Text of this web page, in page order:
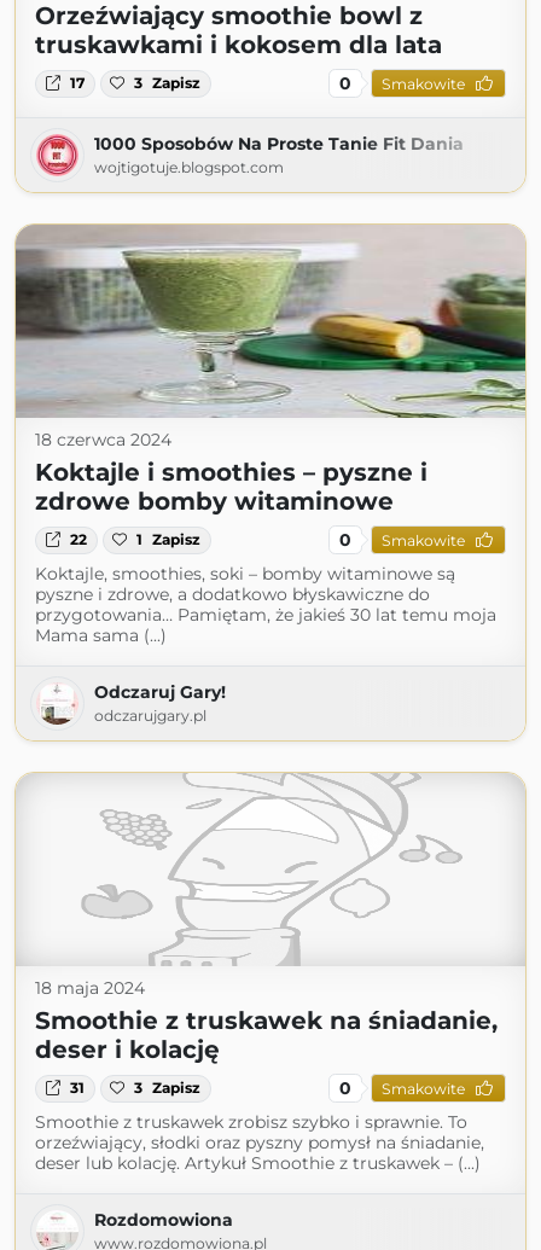
Orzeźwiający smoothie bowl z
truskawkami i kokosem dla lata
17 3 Zapisz 0 Smakowite
1000 Sposobów Na Proste Tanie Fit Dania
wojtigotuje.blogspot.com
18 czerwca 2024
Koktajle i smoothies – pyszne i
zdrowe bomby witaminowe
22 1 Zapisz 0 Smakowite
Koktajle, smoothies, soki – bomby witaminowe są
pyszne i zdrowe, a dodatkowo błyskawiczne do
przygotowania… Pamiętam, że jakieś 30 lat temu moja
Mama sama (...)
Odczaruj Gary!
odczarujgary.pl
18 maja 2024
Smoothie z truskawek na śniadanie,
deser i kolację
31 3 Zapisz 0 Smakowite
Smoothie z truskawek zrobisz szybko i sprawnie. To
orzeźwiający, słodki oraz pyszny pomysł na śniadanie,
deser lub kolację. Artykuł Smoothie z truskawek – (...)
Rozdomowiona
www.rozdomowiona.pl